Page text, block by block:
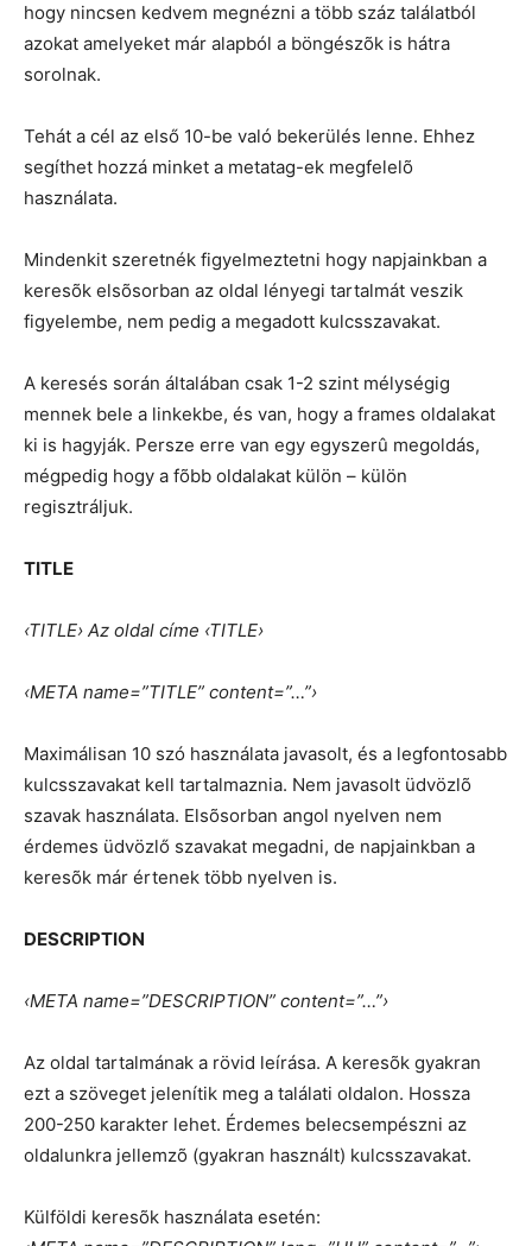
hogy nincsen kedvem megnézni a több száz találatból
azokat amelyeket már alapból a böngészõk is hátra
sorolnak.
Tehát a cél az első 10-be való bekerülés lenne. Ehhez
segíthet hozzá minket a metatag-ek megfelelõ
használata.
Mindenkit szeretnék figyelmeztetni hogy napjainkban a
keresõk elsõsorban az oldal lényegi tartalmát veszik
figyelembe, nem pedig a megadott kulcsszavakat.
A keresés során általában csak 1-2 szint mélységig
mennek bele a linkekbe, és van, hogy a frames oldalakat
ki is hagyják. Persze erre van egy egyszerû megoldás,
mégpedig hogy a fõbb oldalakat külön – külön
regisztráljuk.
TITLE
‹TITLE› Az oldal címe ‹TITLE›
‹META name=”TITLE” content=”…”›
Maximálisan 10 szó használata javasolt, és a legfontosabb
kulcsszavakat kell tartalmaznia. Nem javasolt üdvözlõ
szavak használata. Elsõsorban angol nyelven nem
érdemes üdvözlő szavakat megadni, de napjainkban a
keresõk már értenek több nyelven is.
DESCRIPTION
‹META name=”DESCRIPTION” content=”…”›
Az oldal tartalmának a rövid leírása. A keresõk gyakran
ezt a szöveget jelenítik meg a találati oldalon. Hossza
200-250 karakter lehet. Érdemes belecsempészni az
oldalunkra jellemzõ (gyakran használt) kulcsszavakat.
Külföldi keresõk használata esetén: